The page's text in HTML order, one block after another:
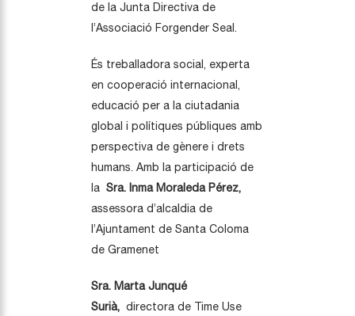
de la Junta Directiva de
l’Associació Forgender Seal.
És treballadora social, experta
en cooperació internacional,
educació per a la ciutadania
global i polítiques públiques amb
perspectiva de gènere i drets
humans. Amb la participació de
la Sra. Inma Moraleda Pérez,
assessora d’alcaldia de
l’Ajuntament de Santa Coloma
de Gramenet
Sra. Marta Junqué
Surià, directora de Time Use